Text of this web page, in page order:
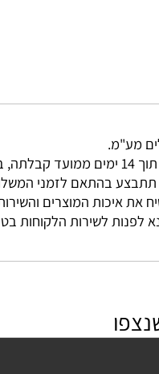
בהתאם לזמני המשלוח
המוצרים והשירות, אך
לשירות הלקוחות בטלפון